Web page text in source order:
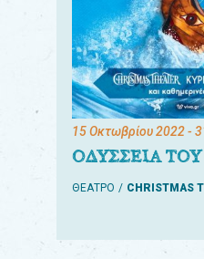
15 Οκτωβρίου 2022-
ΟΔΥΣΣΕΙΑ
ΘΕΑΤΡΟ CHRISTMAS